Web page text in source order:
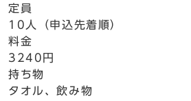
定員
10人（申込先着順）
料金
3240円
持ち物
タオル、飲み物